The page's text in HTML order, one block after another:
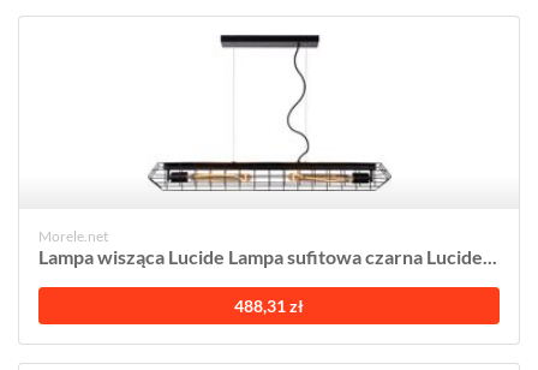
Morele.net
Lampa wisząca Lucide Lampa sufitowa czarna Lucide...
488,31 zł